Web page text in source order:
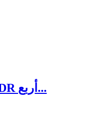
موديول حساس ضوئي LDR أربع...